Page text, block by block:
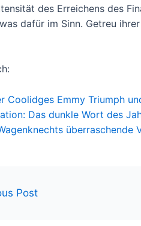
des Erreichens des
dafür im Sinn. Getreu
Coolidges Emmy Triumph
Das dunkle Wort des
Post